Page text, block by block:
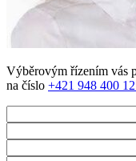
Výběrovým řízením vás
na číslo +421 948 400